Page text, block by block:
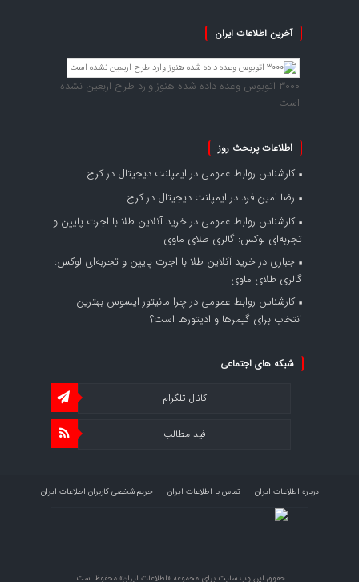
آخرین اطلاعات ایران
۳۰۰۰ اتوبوس وعده داده شده هنوز وارد طرح اربعین نشده
است
اطلاعات پربحث روز
کارشناس روابط عمومی در ایمپلنت دیجیتال در کرج
رضا امین فرد در ایمپلنت دیجیتال در کرج
کارشناس روابط عمومی در خرید آنلاین طلا با اجرت پایین و
تجربه‌ای لوکس: گالری طلای ماوی
جباری در خرید آنلاین طلا با اجرت پایین و تجربه‌ای لوکس:
گالری طلای ماوی
کارشناس روابط عمومی در چرا مانیتور ایسوس بهترین
انتخاب برای گیمرها و ادیتورها است؟
شبکه های اجتماعی
کانال تلگرام
فید مطالب
درباره اطلاعات ایران تماس با اطلاعات ایران حریم شخصی کاربران اطلاعات ایران
شرایط بازنشر محتوا در اطلاعات ایران
حقوق این وب سایت برای مجموعه «اطلاعات‌ ایران» محفوظ است.